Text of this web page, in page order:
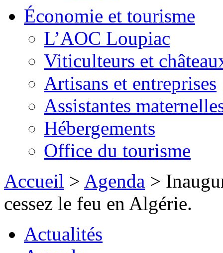
Économie et tourisme
L’AOC Loupiac
Viticulteurs et
Artisans et entreprises
Assistantes
Hébergements
Office du tourisme
Accueil > Agenda >
cessez le feu en Algérie.
Actualités